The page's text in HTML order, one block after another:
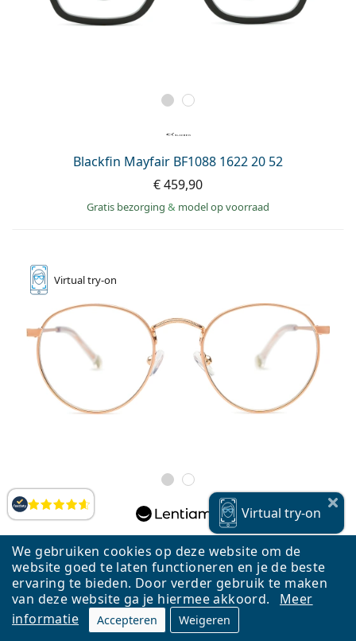
We gebruiken cookies op deze website om de
website goed te laten functioneren en je de beste
ervaring te bieden. Door verder gebruik te maken
van deze website ga je hiermee akkoord.
Meer
informatie
Accepteren Weigeren
Beoordelingen
Blackfin Mayfair BF1088 1622 20 52
€ 459,90
Gratis bezorging & model op voorraad
Virtualtry-on
Lentiamo Giuseppe Rose Gold
€ 38,25
model op voorraad
Virtual try-on